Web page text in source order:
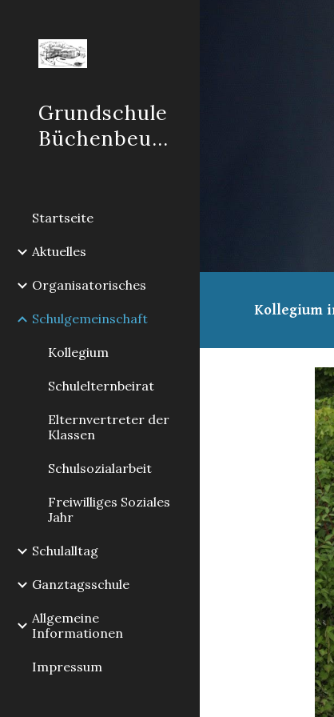
Grundschule
Büchenbeuren
Startseite
Aktuelles
Organisatorisches
Schulgemeinschaft
Kollegium
Schulelternbeirat
Elternvertreter der
Klassen
Schulsozialarbeit
Freiwilliges Soziales
Jahr
Schulalltag
Ganztagsschule
Allgemeine
Informationen
Impressum
Kollegium